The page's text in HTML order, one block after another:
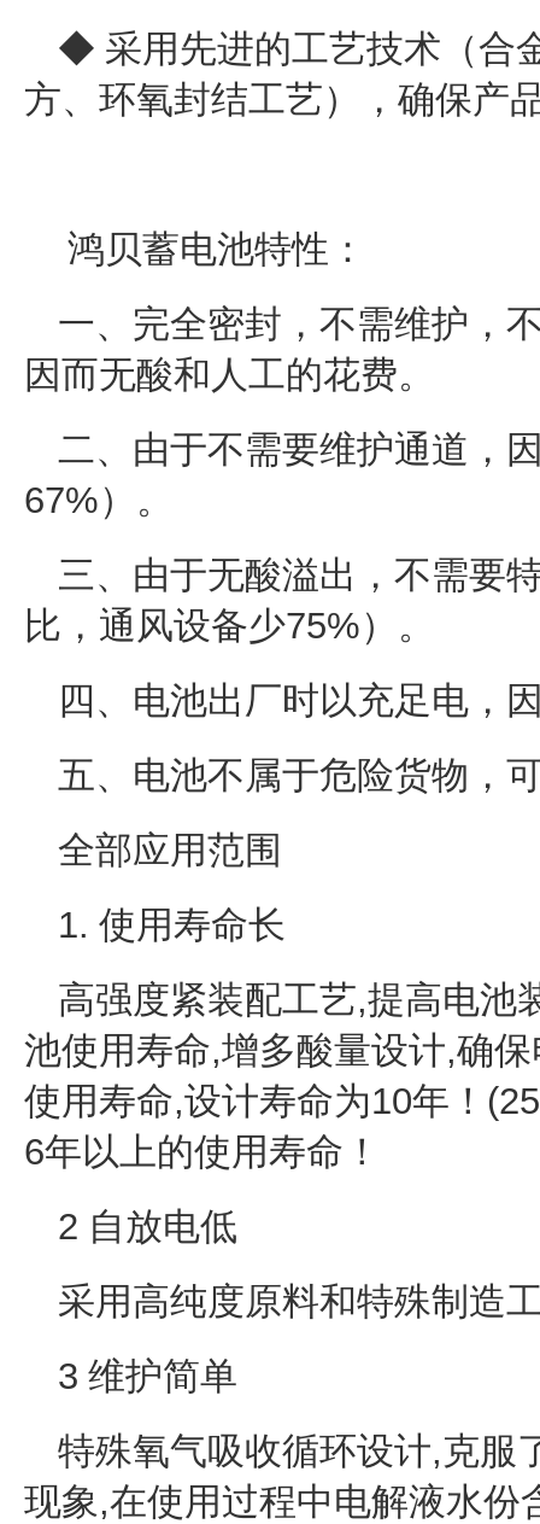
◆ 采用先进的工艺技术（合
方、环氧封结工艺），确保产
鸿贝蓄电池特性：
一、完全密封，不需维护，
因而无酸和人工的花费。
二、由于不需要维护通道，
67%）。
三、由于无酸溢出，不需要
比，通风设备少75%）。
四、电池出厂时以充足电，
五、电池不属于危险货物，
全部应用范围
1. 使用寿命长
高强度紧装配工艺,提高电池
池使用寿命,增多酸量设计,确
使用寿命,设计寿命为10年！
6年以上的使用寿命！
2 自放电低
采用高纯度原料和特殊制造
3 维护简单
特殊氧气吸收循环设计,克服
现象,在使用过程中电解液水